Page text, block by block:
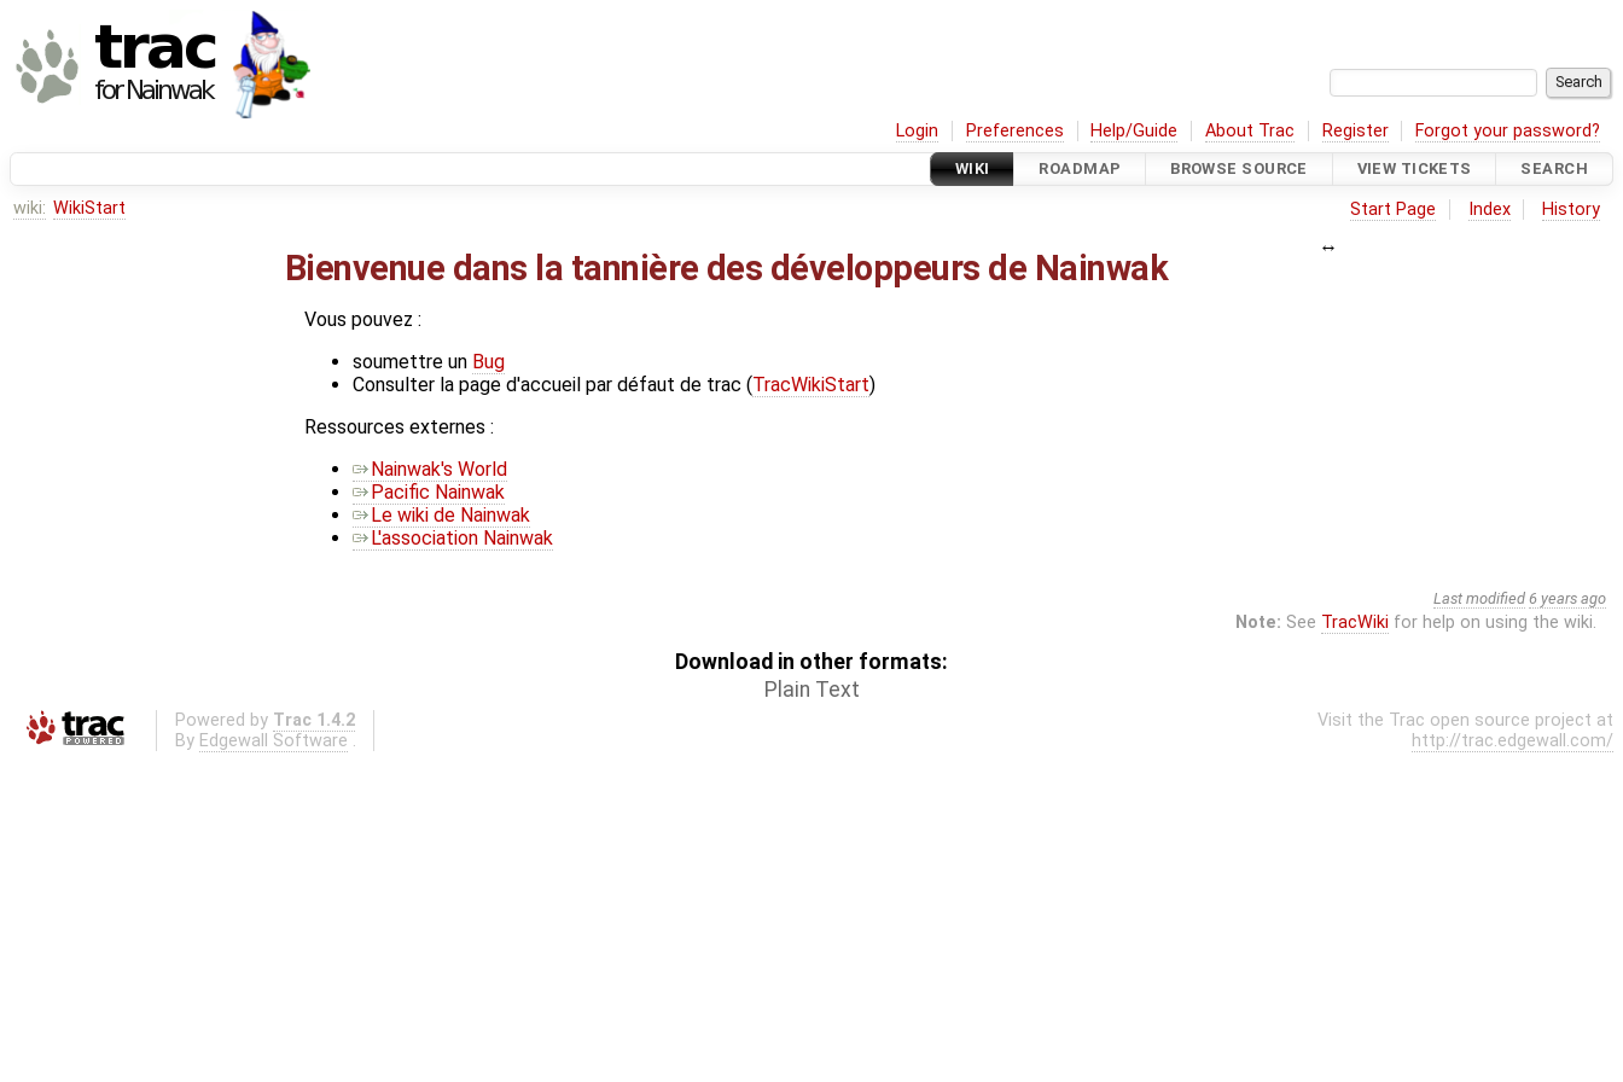
Login Preferences Help/Guide About Trac Register Forgot your password?
WIKI ROADMAP BROWSE SOURCE VIEW TICKETS SEARCH
wiki: WikiStart Start Page Index History
Bienvenue dans la tannière des développeurs de Nainwak
Vous pouvez :
soumettre un Bug
Consulter la page d'accueil par défaut de trac (TracWikiStart)
Ressources externes :
Nainwak's World
Pacific Nainwak
Le wiki de Nainwak
L'association Nainwak
Last modified 6 years ago
Note: See TracWiki for help on using the wiki.
Download in other formats:
Plain Text
Powered by Trac 1.4.2
By Edgewall Software .
Visit the Trac open source project at
http://trac.edgewall.com/